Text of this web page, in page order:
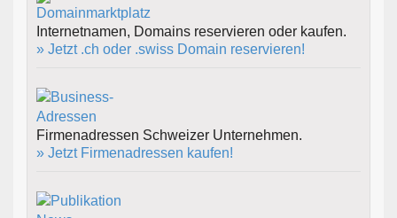
Internetnamen, Domains reservieren oder kaufen.
» Jetzt .ch oder .swiss Domain reservieren!
Firmenadressen Schweizer Unternehmen.
» Jetzt Firmenadressen kaufen!